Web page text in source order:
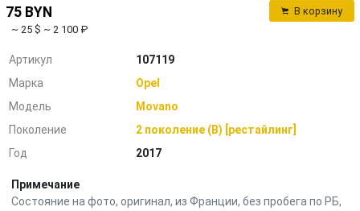
75 BYN
~ 25 $ ~ 2 100 ₽
В корзину
Артикул
107119
Марка
Opel
Модель
Movano
Поколение
2 поколение (B) [рестайлинг]
Год
2017
Примечание
Состояние на фото, оригинал, из Франции, без пробега по РБ,